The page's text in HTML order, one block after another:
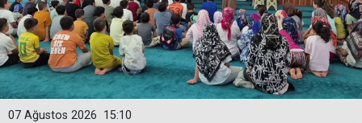
15:10
07 Ağustos 2026